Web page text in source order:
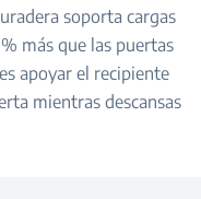
soporta cargas
más que las puertas
apoyar el recipiente
mientras descansas